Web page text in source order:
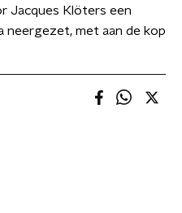
Jacques Klöters een
neergezet, met aan de kop